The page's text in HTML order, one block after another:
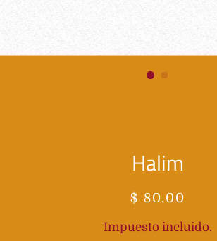
Halim
Precio
Precio
oferta
$ 80.00
Impuesto incluido.